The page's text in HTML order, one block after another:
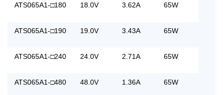
ATS065A1-□180 18.0V 3.62A 65W
ATS065A1-□190 19.0V 3.43A 65W
ATS065A1-□240 24.0V 2.71A 65W
ATS065A1-□480 48.0V 1.36A 65W